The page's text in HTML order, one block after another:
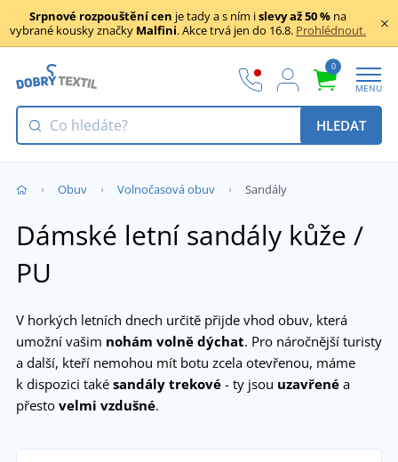
Srpnové rozpouštění cen je tady a s ním islevy až 50 % na
vybrané kousky značky Malfini. Akce trvá jen do 16.8. Prohlédnout.
0
MENU
HLEDAT
Obuv Volnočasová obuv Sandály
Dámské letní sandály kůže /
PU
V horkých letních dnech určitě přijde vhod obuv, která
umožní vašim nohám volně dýchat. Pro náročnější turisty
a další, kteří nemohou mít botu zcela otevřenou, máme
k dispozici také sandály trekové - ty jsou uzavřené a
přesto velmi vzdušné.